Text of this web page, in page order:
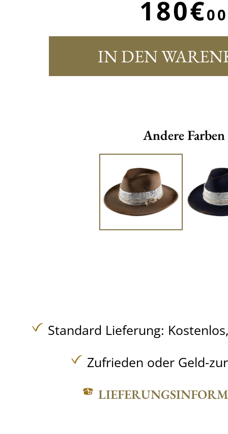
180€00
IN DEN
Andere Farben
Standard Lieferung:
Zufrieden oder Geld-